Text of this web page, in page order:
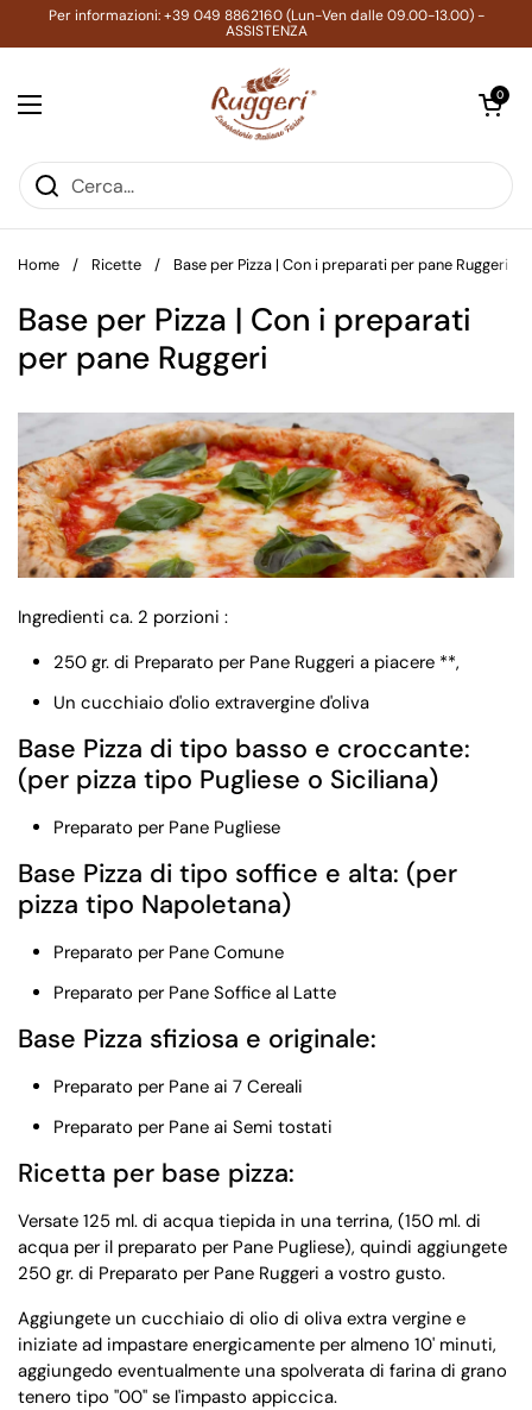
Passa ai contenuti
Per informazioni: +39 049 8862160 (Lun-Ven dalle 09.00-13.00) -
ASSISTENZA
Apri menu
Apri carrello
0
Home / Ricette / Base per Pizza | Con i preparati per pane Ruggeri
Base per Pizza | Con i preparati
per pane Ruggeri
Ingredienti ca. 2 porzioni :
250 gr. di Preparato per Pane Ruggeri a piacere **,
Un cucchiaio d'olio extravergine d'oliva
Base Pizza di tipo basso e croccante:
(per pizza tipo Pugliese o Siciliana)
Preparato per Pane Pugliese
Base Pizza di tipo soffice e alta: (per
pizza tipo Napoletana)
Preparato per Pane Comune
Preparato per Pane Soffice al Latte
Base Pizza sfiziosa e originale:
Preparato per Pane ai 7 Cereali
Preparato per Pane ai Semi tostati
Ricetta per base pizza:
Versate 125 ml. di acqua tiepida in una terrina, (150 ml. di
acqua per il preparato per Pane Pugliese), quindi aggiungete
250 gr. di Preparato per Pane Ruggeri a vostro gusto.
Aggiungete un cucchiaio di olio di oliva extra vergine e
iniziate ad impastare energicamente per almeno 10' minuti,
aggiungedo eventualmente una spolverata di farina di grano
tenero tipo "00" se l'impasto appiccica.